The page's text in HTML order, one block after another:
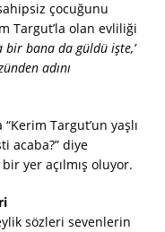
çocuğunu
Targut’la olan evliliği
bir bana da güldü işte,’
adını
Targut’un yaşlı
acaba?” diye
yer açılmış oluyor.
sözleri sevenlerin